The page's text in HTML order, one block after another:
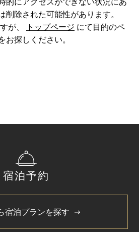
削除された可能性があります。
が、
トップページ にて目的のペ
お探しください。
宿泊予約
宿泊プランを探す